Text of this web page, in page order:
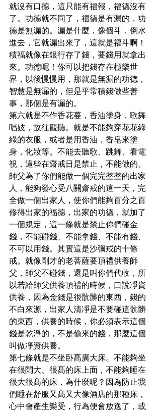
就沒有口德，這只能有福報，福德沒有
了。功德就不同了，福德是有漏的，功
德是無漏的。漏是什麼，像個斗，倒水
進去，它就漏出來了，這就是福斗啊！
積福就像在銀行存了錢，要錢用就拿出
來。功德呢！你可以把錢存在極樂世
界，以後慢慢用，那就是無漏的功德，
智慧是無漏的，但是平常積錢做些善
事，那個是有漏的。
第六就是不作香花蔓，香油塗身，歌舞
唱妓，故往觀聽。就是不能夠穿花花綠
綠的衣服，或者是用香油，香皂來塗
身，化妝等。不能去聽歌、跳舞、看電
視，這些在齋戒日是禁止，不能做的。
師父為了你們能做一個完完整整的出家
人，能夠發心受八關齋戒的這一天，完
全做一個出家人，使你們能夠百分之百
修得出家的福德，出家的功德，就加了
一個規定，這一條就是禁止你們碰金
錢，不能碰錢、不能拿錢、不能有錢、
不可以用錢。其實這是沙彌戒的十條
戒。就像剛才的老菩薩要頂禮供養師
父，師父不碰錢，還是叫你們代收，所
以若給師父供養頂禮的時候，口說凈資
供養，因為金錢是很骯髒的東西，錢的
不白來源，出家人清凈是不要碰這骯髒
的東西，供養的時候，你必須表示這個
錢是乾淨的，不是偷來的錢，那麼這個
叫做凈資供養。
第七條就是不坐卧髙廣大床。不能夠坐
在很闊大、很髙的床上面，不能夠睡在
很大很髙的床，為什麼呢？因為防止我
們睡在舒服又髙又大像酒店的那種床，
心中會產生樂受，行為便會放逸了，或